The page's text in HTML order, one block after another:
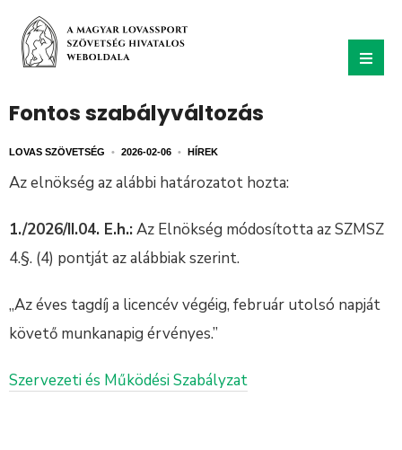
Fontos szabályváltozás
LOVAS SZÖVETSÉG • 2026-02-06 • HÍREK
Az elnökség az alábbi határozatot hozta:
1./2026/II.04. E.h.:Az Elnökség módosította az SZMSZ
4.§. (4) pontját az alábbiak szerint.
„Az éves tagdíj a licencév végéig, február utolsó napját
követő munkanapig érvényes.”
Szervezeti és Működési Szabályzat